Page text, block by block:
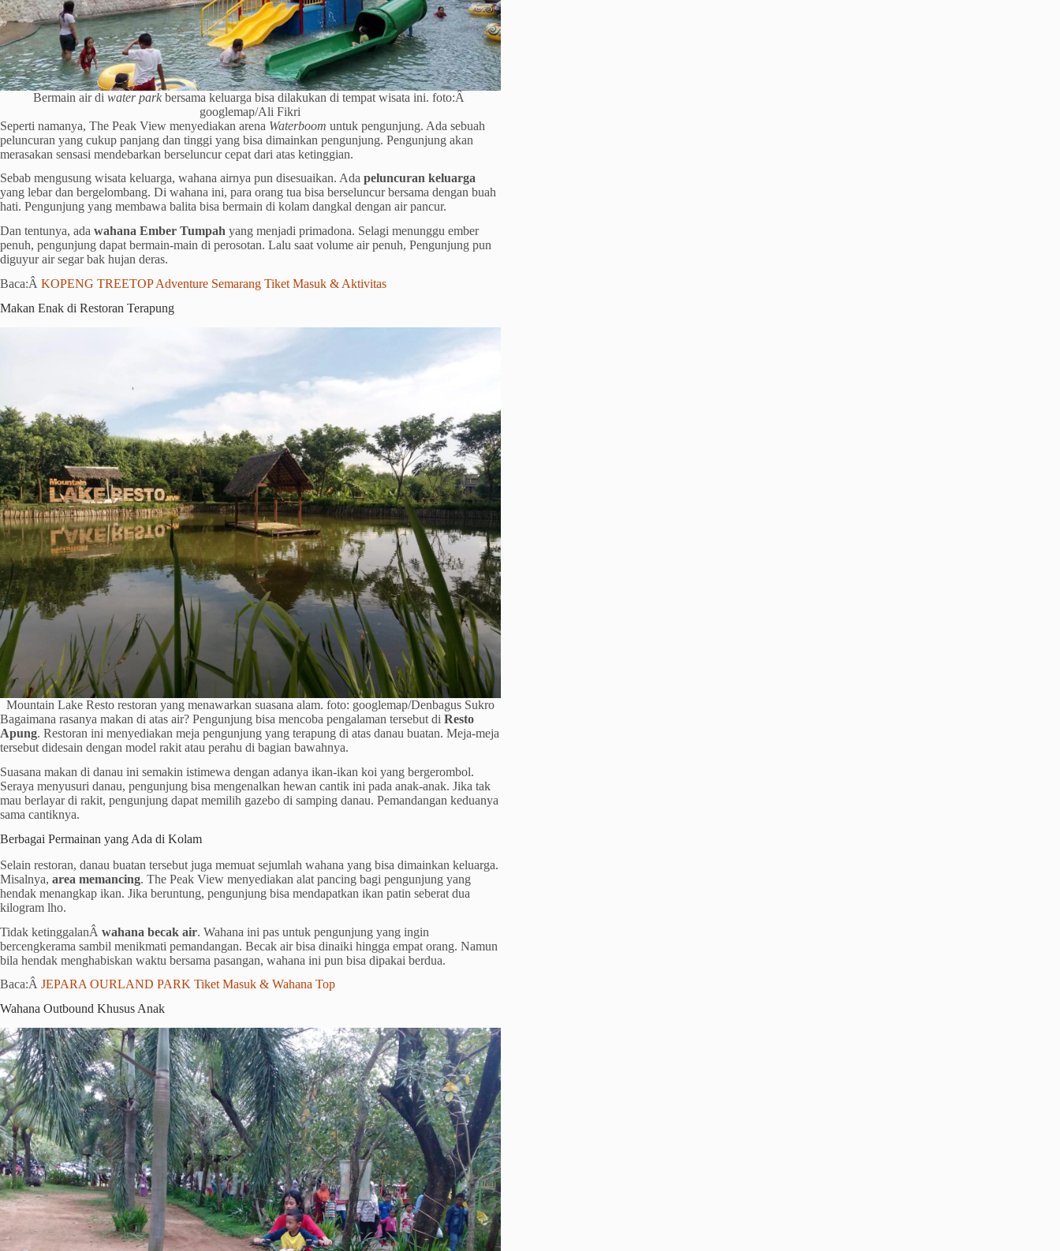
Bermain air di water park bersama keluarga bisa dilakukan di tempat wisata ini. foto:Â
googlemap/Ali Fikri
Seperti namanya, The Peak View menyediakan arena Waterboom untuk pengunjung. Ada sebuah
peluncuran yang cukup panjang dan tinggi yang bisa dimainkan pengunjung. Pengunjung akan
merasakan sensasi mendebarkan berseluncur cepat dari atas ketinggian.
Sebab mengusung wisata keluarga, wahana airnya pun disesuaikan. Ada peluncuran keluarga
yang lebar dan bergelombang. Di wahana ini, para orang tua bisa berseluncur bersama dengan buah
hati. Pengunjung yang membawa balita bisa bermain di kolam dangkal dengan air pancur.
Dan tentunya, ada wahana Ember Tumpah yang menjadi primadona. Selagi menunggu ember
penuh, pengunjung dapat bermain-main di perosotan. Lalu saat volume air penuh, Pengunjung pun
diguyur air segar bak hujan deras.
Baca:Â KOPENG TREETOP Adventure Semarang Tiket Masuk & Aktivitas
Makan Enak di Restoran Terapung
Mountain Lake Resto restoran yang menawarkan suasana alam. foto: googlemap/Denbagus Sukro
Bagaimana rasanya makan di atas air? Pengunjung bisa mencoba pengalaman tersebut di Resto
Apung. Restoran ini menyediakan meja pengunjung yang terapung di atas danau buatan. Meja-meja
tersebut didesain dengan model rakit atau perahu di bagian bawahnya.
Suasana makan di danau ini semakin istimewa dengan adanya ikan-ikan koi yang bergerombol.
Seraya menyusuri danau, pengunjung bisa mengenalkan hewan cantik ini pada anak-anak. Jika tak
mau berlayar di rakit, pengunjung dapat memilih gazebo di samping danau. Pemandangan keduanya
sama cantiknya.
Berbagai Permainan yang Ada di Kolam
Selain restoran, danau buatan tersebut juga memuat sejumlah wahana yang bisa dimainkan keluarga.
Misalnya, area memancing. The Peak View menyediakan alat pancing bagi pengunjung yang
hendak menangkap ikan. Jika beruntung, pengunjung bisa mendapatkan ikan patin seberat dua
kilogram lho.
Tidak ketinggalanÂ wahana becak air. Wahana ini pas untuk pengunjung yang ingin
bercengkerama sambil menikmati pemandangan. Becak air bisa dinaiki hingga empat orang. Namun
bila hendak menghabiskan waktu bersama pasangan, wahana ini pun bisa dipakai berdua.
Baca:Â JEPARA OURLAND PARK Tiket Masuk & Wahana Top
Wahana Outbound Khusus Anak